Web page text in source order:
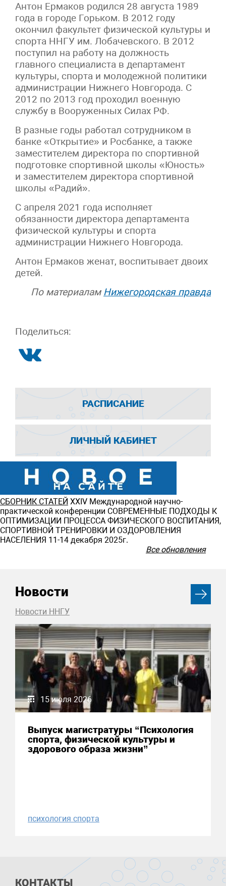
Антон Ермаков родился 28 августа 1989
года в городе Горьком. ​​​​В 2012 году
окончил факультет физической культуры и
спорта ННГУ им. Лобачевского. В 2012
поступил на работу на должность
главного специалиста в департамент
культуры, спорта и молодежной политики
администрации Нижнего Новгорода. С
2012 по 2013 год проходил военную
службу в Вооруженных Силах РФ.
В разные годы работал сотрудником в
банке «Открытие» и Росбанке, а также
заместителем директора по спортивной
подготовке спортивной школы «Юность»
и заместителем директора спортивной
школы «Радий».
С апреля 2021 года исполняет
обязанности директора департамента
физической культуры и спорта
администрации Нижнего Новгорода.
Антон Ермаков женат, воспитывает двоих
детей.
По материалам Нижегородская правда
Поделиться:
РАСПИСАНИЕ
ЛИЧНЫЙ КАБИНЕТ
СБОРНИК СТАТЕЙ ХXIV Международной научно-
практической конференции СОВРЕМЕННЫЕ ПОДХОДЫ К
ОПТИМИЗАЦИИ ПРОЦЕССА ФИЗИЧЕСКОГО ВОСПИТАНИЯ,
СПОРТИВНОЙ ТРЕНИРОВКИ И ОЗДОРОВЛЕНИЯ
НАСЕЛЕНИЯ 11-14 декабря 2025г.
Все обновления
Новости
Новости ННГУ
15 июля 2026
Выпуск магистратуры “Психология
спорта, физической культуры и
здорового образа жизни”
психология спорта
КОНТАКТЫ